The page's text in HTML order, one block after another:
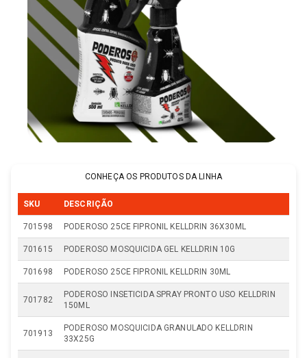
CONHEÇA OS PRODUTOS DA LINHA
SKU DESCRIÇÃO
701598 PODEROSO 25CE FIPRONIL KELLDRIN 36X30ML
701615 PODEROSO MOSQUICIDA GEL KELLDRIN 10G
701698 PODEROSO 25CE FIPRONIL KELLDRIN 30ML
701782
PODEROSO INSETICIDA SPRAY PRONTO USO KELLDRIN
150ML
701913
PODEROSO MOSQUICIDA GRANULADO KELLDRIN
33X25G